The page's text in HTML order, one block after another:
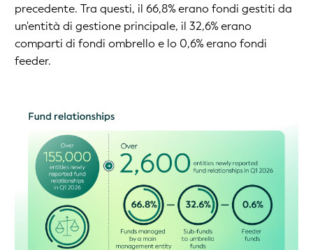
precedente. Tra questi, il 66,8% erano fondi gestiti da
un'entità di gestione principale, il 32,6% erano
comparti di fondi ombrello e lo 0,6% erano fondi
feeder.